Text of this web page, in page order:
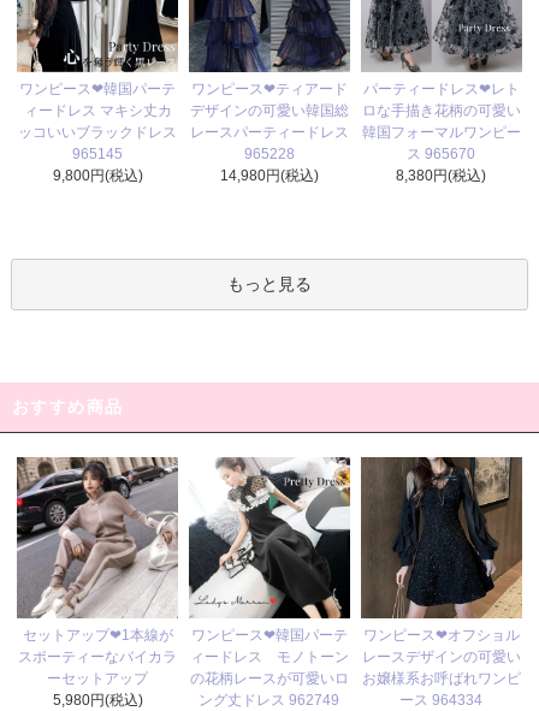
ワンピース❤韓国パーテ
ィードレス マキシ丈カ
ッコいいブラックドレス
965145
9,800円(税込)
ワンピース❤ティアード
デザインの可愛い韓国総
レースパーティードレス
965228
14,980円(税込)
パーティードレス❤レト
ロな手描き花柄の可愛い
韓国フォーマルワンピー
ス 965670
8,380円(税込)
もっと見る
おすすめ商品
セットアップ❤1本線が
スポーティーなバイカラ
ーセットアップ
5,980円(税込)
ワンピース❤韓国パーテ
ィードレス モノトーン
の花柄レースが可愛いロ
ング丈ドレス 962749
ワンピース❤オフショル
レースデザインの可愛い
お嬢様系お呼ばれワンピ
ース 964334